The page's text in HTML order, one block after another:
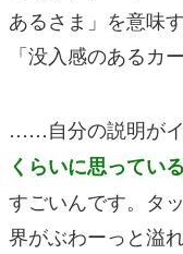
あるさま」を意味
「没入感のあるカ
……自分の説明がイ
くらいに思ってい
すごいんです。タ
界がぶわーっと溢